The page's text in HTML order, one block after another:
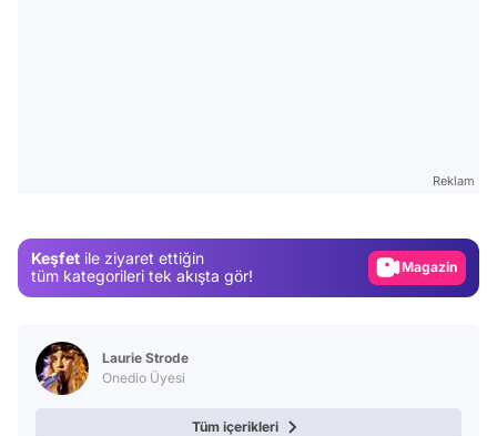
Reklam
Keşfet ile ziyaret ettiğin
tüm kategorileri tek akışta gör!
Video
Laurie Strode
Onedio Üyesi
Tüm içerikleri